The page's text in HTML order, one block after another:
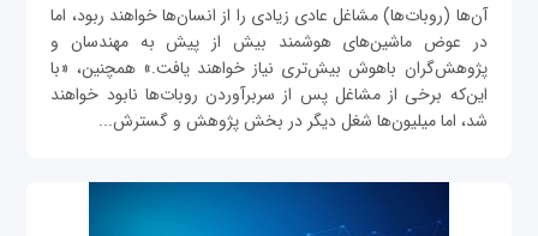
آن‌ها (روبات‌ها) مشاغل عادی زيادی را از انسان‌ها خواهند ربود، اما
در عوض ماشين‌های هوشمند بيش ‌از ‌پيش به مهندسان و
پژوهش‌گران باهوش بيش‌تری نياز خواهند يافت.» همچنين، «با
اين‌که برخی از مشاغل پس از سربرآوردن روبات‌ها نابود خواهند
شد، اما ميليون‌ها شغل ديگر در بخش پژوهش و گسترش...